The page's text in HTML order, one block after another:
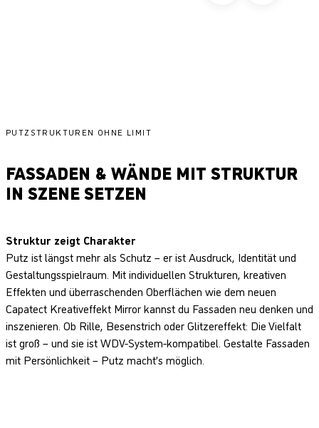
PUTZSTRUKTUREN OHNE LIMIT
FASSADEN & WÄNDE MIT STRUKTUR
IN SZENE SETZEN
Struktur zeigt Charakter
Putz ist längst mehr als Schutz – er ist Ausdruck, Identität und
Gestaltungsspielraum. Mit individuellen Strukturen, kreativen
Effekten und überraschenden Oberflächen wie dem neuen
Capatect Kreativeffekt Mirror kannst du Fassaden neu denken und
inszenieren. Ob Rille, Besenstrich oder Glitzereffekt: Die Vielfalt
ist groß – und sie ist WDV-System-kompatibel. Gestalte Fassaden
mit Persönlichkeit – Putz macht’s möglich.